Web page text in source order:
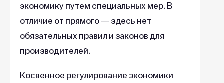
экономику путем специальных мер. В
отличие от прямого — здесь нет
обязательных правил и законов для
производителей.
Косвенное регулирование экономики